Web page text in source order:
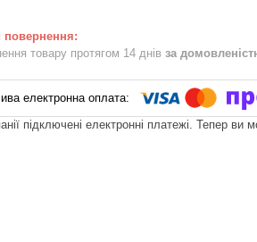
товару протягом 14 днів за
підключені електронні платежі. Тепер